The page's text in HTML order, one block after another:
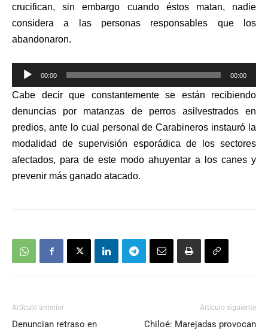
crucifican, sin embargo cuando éstos matan, nadie
considera a las personas responsables que los
abandonaron.
Reproductor
de
audio
00:00 00:00
Cabe decir que constantemente se están recibiendo
denuncias por matanzas de perros asilvestrados en
predios, ante lo cual personal de Carabineros instauró la
modalidad de supervisión esporádica de los sectores
afectados, para de este modo ahuyentar a los canes y
prevenir más ganado atacado.
Artículo anterior
Denuncian retraso en
Artículo siguiente
Chiloé: Marejadas provocan